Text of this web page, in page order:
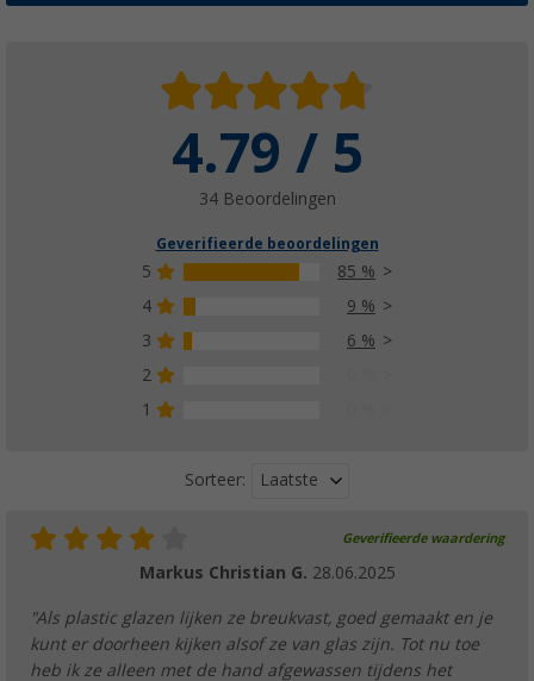
4.79 / 5
34 Beoordelingen
Geverifieerde beoordelingen
5
85 %
4
9 %
3
6 %
2
1
Sorteer: Laatste
Geverifieerde waardering
Markus Christian G. 28.06.2025
"Als plastic glazen lijken ze breukvast, goed gemaakt en je
kunt er doorheen kijken alsof ze van glas zijn. Tot nu toe
heb ik ze alleen met de hand afgewassen tijdens het